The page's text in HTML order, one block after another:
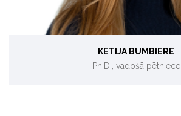
KETIJA BUMBIERE
Ph.D., vadošā pētniece